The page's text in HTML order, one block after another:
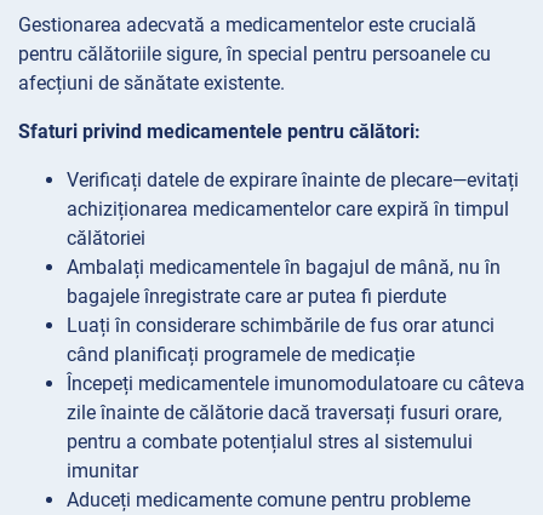
Gestionarea adecvată a medicamentelor este crucială
pentru călătoriile sigure, în special pentru persoanele cu
afecțiuni de sănătate existente.
Sfaturi privind medicamentele pentru călători:
Verificați datele de expirare înainte de plecare—evitați
achiziționarea medicamentelor care expiră în timpul
călătoriei
Ambalați medicamentele în bagajul de mână, nu în
bagajele înregistrate care ar putea fi pierdute
Luați în considerare schimbările de fus orar atunci
când planificați programele de medicație
Începeți medicamentele imunomodulatoare cu câteva
zile înainte de călătorie dacă traversați fusuri orare,
pentru a combate potențialul stres al sistemului
imunitar
Aduceți medicamente comune pentru probleme